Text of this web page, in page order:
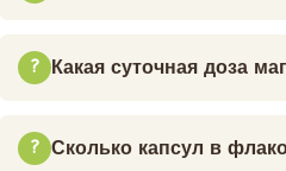
Какая суточная доза
Сколько капсул в